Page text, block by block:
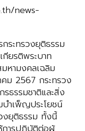
news-
ระทรวงยุติธรรม
กียรติพระบาท
หามงคลเฉลิม
ม 2567 กระทรวง
ธรรมชาติและสิ่ง
บำเพ็ญประโยชน์
งยุติธรรม ทั้งนี้